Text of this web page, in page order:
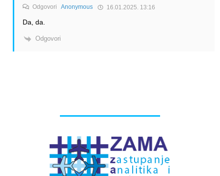
Odgovori Anonymous 16.01.2025. 13:16
Da, da.
Odgovori